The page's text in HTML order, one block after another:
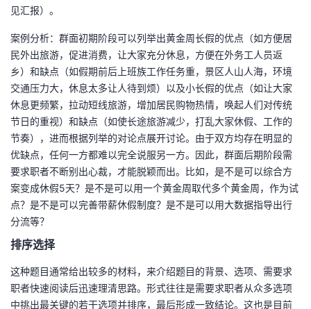
见汇报）。
案例分析：群面初期阶段可以列举出黄金周长假的优点（如方便居
民外出旅游，促进消费，让大家充分休息，方便在外务工人员返
乡）和缺点（如假期前后上班族工作任务重，景区人山人海，环境
交通压力大，休息太多让人待到烦）以及小长假的优点（如让大家
休息更频繁，拉动短线旅游，增加居民购物热情，唤起人们对传统
节日的重视）和缺点（如使长途旅游减少，打乱大家休假、工作的
节奏），进而根据列举的对论点展开讨论。由于双方均存在明显的
优缺点，任何一方都难以完全说服另一方。因此，群面后期阶段需
要求职者不断别出心裁，才能脱颖而出。比如，是不是可以综合方
案变成休假5天？是不是可以用一个黄金周取代多个黄金周，作为试
点？是不是可以完善带薪休假制度？是不是可以用大数据指导出行
分流等？
排序选择
这种题目通常给出较多的材料，来介绍题目的背景、选项、需要求
职者快速阅读后迅速理清思路。形式往往是需要求职者从众多选项
中挑出最关键的若干选项并排序，最后形成一致结论。这也是目前